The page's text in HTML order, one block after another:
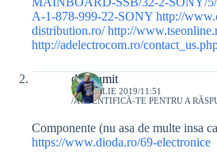
A-1-878-999-22-SONY http://
distribution.ro/ http://
http://adelectrocom.ro/
dandumit
11 APRILIE 2019/11:51
AUTENTIFICĂ-TE PENTRU A
Componente (nu asa de multe insa
https://www.dioda.ro/69-electronice